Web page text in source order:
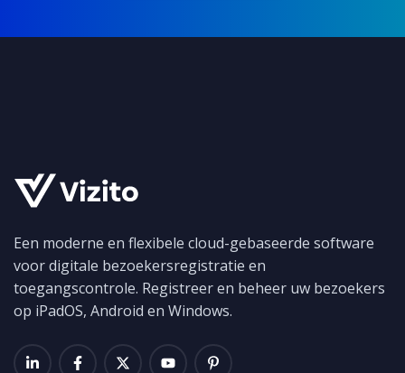
Een moderne en flexibele cloud-gebaseerde software
voor digitale bezoekersregistratie en
toegangscontrole. Registreer en beheer uw bezoekers
op iPadOS, Android en Windows.